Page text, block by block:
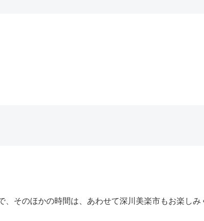
そのほかの時間は、あわせて深川美楽市もお楽しみ